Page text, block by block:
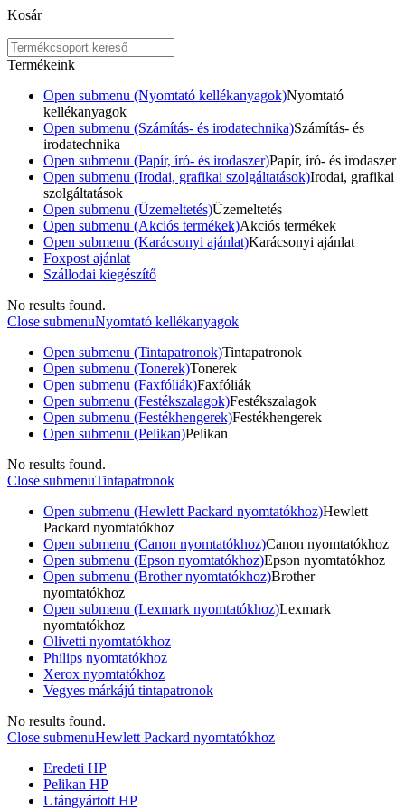
Kosár
Termékeink
Open submenu (Nyomtató kellékanyagok)Nyomtató
kellékanyagok
Open submenu (Számítás- és irodatechnika)Számítás- és
irodatechnika
Open submenu (Papír, író- és irodaszer)Papír, író- és irodaszer
Open submenu (Irodai, grafikai szolgáltatások)Irodai, grafikai
szolgáltatások
Open submenu (Üzemeltetés)Üzemeltetés
Open submenu (Akciós termékek)Akciós termékek
Open submenu (Karácsonyi ajánlat)Karácsonyi ajánlat
Foxpost ajánlat
Szállodai kiegészítő
No results found.
Close submenuNyomtató kellékanyagok
Open submenu (Tintapatronok)Tintapatronok
Open submenu (Tonerek)Tonerek
Open submenu (Faxfóliák)Faxfóliák
Open submenu (Festékszalagok)Festékszalagok
Open submenu (Festékhengerek)Festékhengerek
Open submenu (Pelikan)Pelikan
No results found.
Close submenuTintapatronok
Open submenu (Hewlett Packard nyomtatókhoz)Hewlett
Packard nyomtatókhoz
Open submenu (Canon nyomtatókhoz)Canon nyomtatókhoz
Open submenu (Epson nyomtatókhoz)Epson nyomtatókhoz
Open submenu (Brother nyomtatókhoz)Brother
nyomtatókhoz
Open submenu (Lexmark nyomtatókhoz)Lexmark
nyomtatókhoz
Olivetti nyomtatókhoz
Philips nyomtatókhoz
Xerox nyomtatókhoz
Vegyes márkájú tintapatronok
No results found.
Close submenuHewlett Packard nyomtatókhoz
Eredeti HP
Pelikan HP
Utángyártott HP